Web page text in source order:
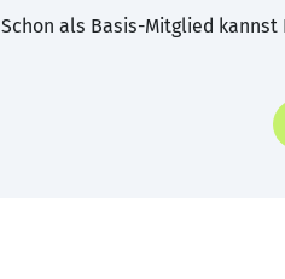
Schon als Basis-Mitglied kannst